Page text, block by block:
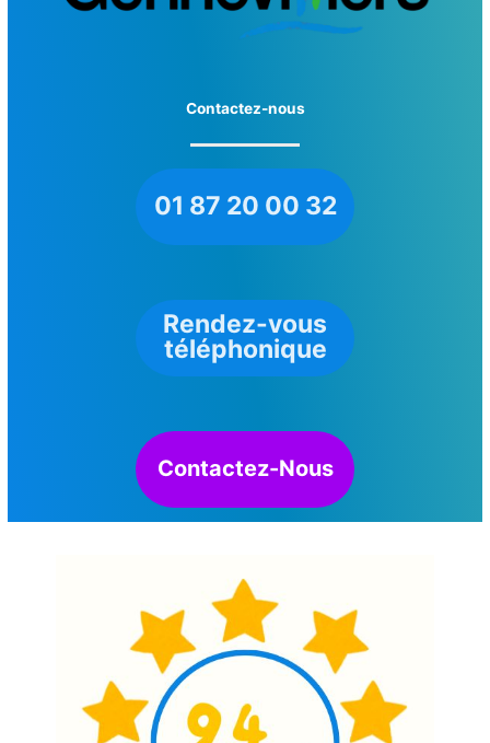
Contactez-nous
01 87 20 00 32
Rendez-vous
téléphonique
Contactez-Nous